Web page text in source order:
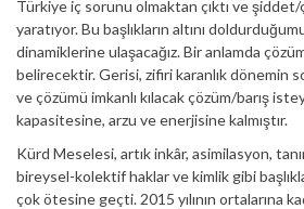
Türkiye iç sorunu olmaktan çıktı ve
yaratıyor. Bu başlıkların altını
dinamiklerine ulaşacağız. Bir anlamda
belirecektir. Gerisi, zifiri karanlık dönemin
ve çözümü imkanlı kılacak çözüm/barış
kapasitesine, arzu ve enerjisine kalmıştır.
Kürd Meselesi, artık inkâr, asimilasyon,
bireysel-kolektif haklar ve kimlik gibi
çok ötesine geçti. 2015 yılının ortalarına